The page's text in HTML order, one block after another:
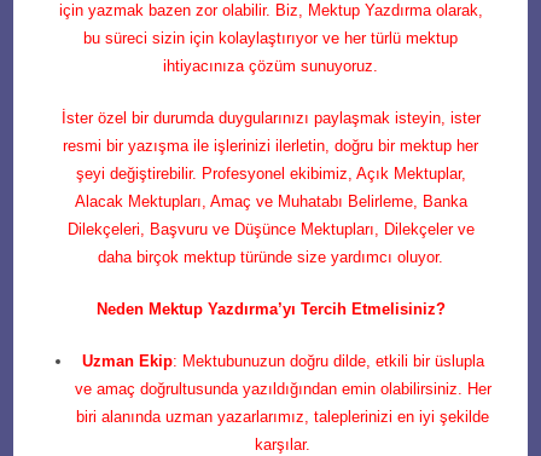
için yazmak bazen zor olabilir. Biz, Mektup Yazdırma olarak,
bu süreci sizin için kolaylaştırıyor ve her türlü mektup
ihtiyacınıza çözüm sunuyoruz.
İster özel bir durumda duygularınızı paylaşmak isteyin, ister
resmi bir yazışma ile işlerinizi ilerletin, doğru bir mektup her
şeyi değiştirebilir. Profesyonel ekibimiz, Açık Mektuplar,
Alacak Mektupları, Amaç ve Muhatabı Belirleme, Banka
Dilekçeleri, Başvuru ve Düşünce Mektupları, Dilekçeler ve
daha birçok mektup türünde size yardımcı oluyor.
Neden Mektup Yazdırma’yı Tercih Etmelisiniz?
Uzman Ekip: Mektubunuzun doğru dilde, etkili bir üslupla
ve amaç doğrultusunda yazıldığından emin olabilirsiniz. Her
biri alanında uzman yazarlarımız, taleplerinizi en iyi şekilde
karşılar.